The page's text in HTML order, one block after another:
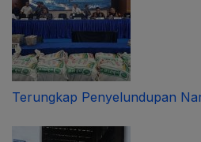
Terungkap Penyelundupan